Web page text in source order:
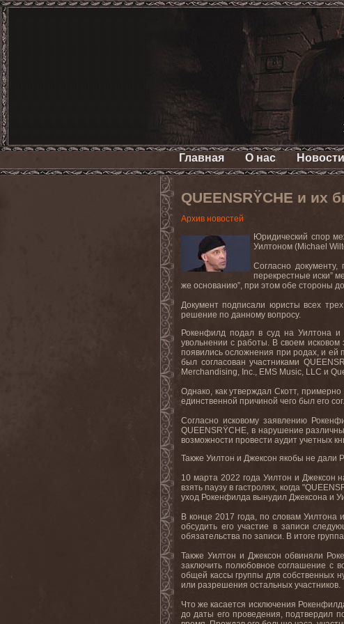
Главная О нас Новости
QUEENSRŸCHE и их
Архив новостей
Юридический спор
Уилтоном (Michael
Согласно
перекрестные иски”
же основанию”, при этом обе стороны
Документ подписали юристы всех
решение по данному вопросу.
Рокенфилд подал в суд на Уилтона и
увольнении с работы. В своем исковом
появились осложнения при родах, и ей
был согласован участниками
Merchandising, Inc., EMS Music, LLC и
Однако, как утверждал Скотт,
единственной причиной чего был его
Согласно исковому заявлению
QUEENSRŸCHE, в нарушение
возможности провести аудит учетных
Также Уилтон и Джексон якобы не дали
10 марта 2022 года Уилтон и Джексон
взять паузу в гастролях, когда
уход Рокенфилда вынудил Джексона и
В конце 2017 года, по словам Уилтона
обсудить его участие в записи
обязательства по записи. В итоге
Также Уилтон и Джексон обвиняли
заключить полюбовное соглашение с
общей кассы группы для собственных
или разрешения остальных участников.
Что же касается исключения
до даты его проведения, подтвердил